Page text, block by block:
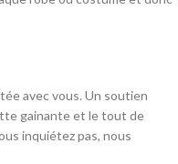
avec vous. Un soutien
gainante et le tout de
inquiétez pas, nous